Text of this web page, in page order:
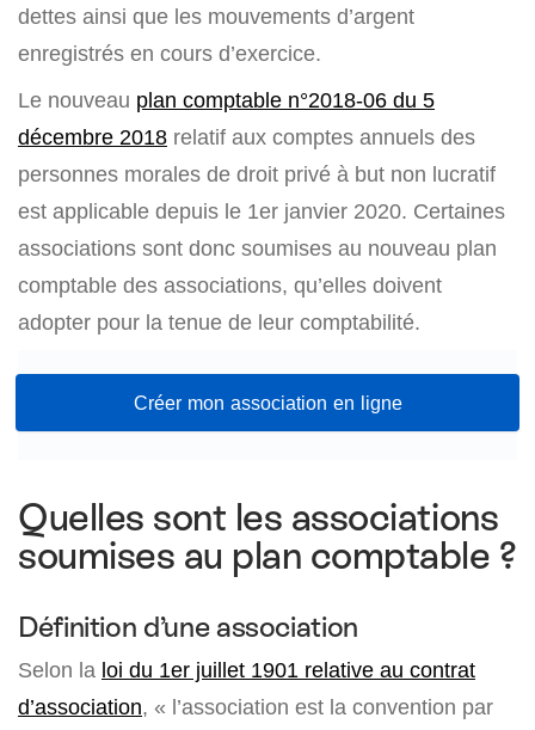
dettes ainsi que les mouvements d’argent
enregistrés en cours d’exercice.
Le nouveau plan comptable n°2018-06 du 5
décembre 2018 relatif aux comptes annuels des
personnes morales de droit privé à but non lucratif
est applicable depuis le 1er janvier 2020. Certaines
associations sont donc soumises au nouveau plan
comptable des associations, qu’elles doivent
adopter pour la tenue de leur comptabilité.
Créer mon association en ligne
Quelles sont les associations
soumises au plan comptable ?
Définition d’une association
Selon la loi du 1er juillet 1901 relative au contrat
d’association, « l’association est la convention par